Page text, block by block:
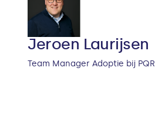
Jeroen Laurijsen
Team Manager Adoptie bij PQR